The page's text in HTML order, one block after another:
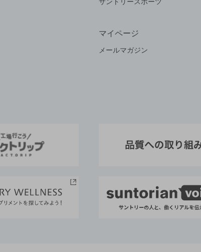
サントリースポーツ
マイページ
メールマガジン